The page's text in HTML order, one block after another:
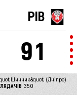
РІВ
91
(Дніпро)
350